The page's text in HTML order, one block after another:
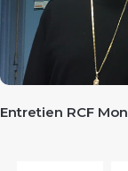
Entretien RCF